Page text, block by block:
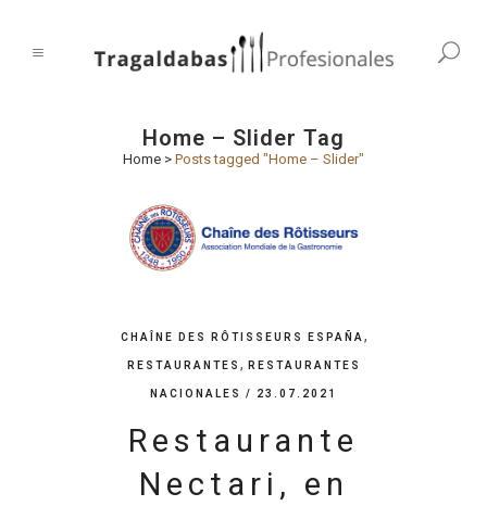
Home – Slider Tag
Home > Posts tagged "Home – Slider"
CHAÎNE DES RÔTISSEURS ESPAÑA ,
RESTAURANTES , RESTAURANTES
NACIONALES / 23.07.2021
Restaurante
Nectari, en